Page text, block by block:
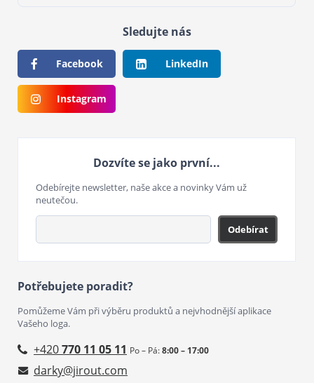
Sledujte nás
Facebook LinkedIn
Instagram
Dozvíte se jako první...
Odebírejte newsletter, naše akce a novinky Vám už
neutečou.
Odebírat
Potřebujete poradit?
Pomůžeme Vám při výběru produktů a nejvhodnější aplikace
Vašeho loga.
+420770 11 05 11 Po – Pá:8:00 – 17:00
darky@jirout.com